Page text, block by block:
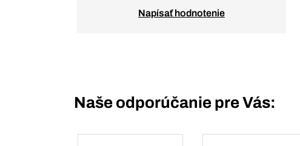
Napísať hodnotenie
Naše odporúčanie pre Vás: